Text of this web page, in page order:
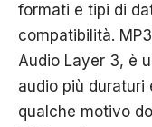
formati e tipi di
compatibilità.
Audio Layer 3, è
audio più duraturi
qualche motivo